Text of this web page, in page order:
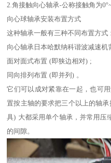
2.角接触向心轴承-公称接触角为
向心球轴承安装布置方式
这种轴承一般有三种不同布置方式 :
向心轴承日本哈默纳科谐波减速
面对面式布置 (即狭边相对) ;
同向排列布置 (即并列) 。
它们可以成对紧靠在一起，也可
置按主轴的要求把三个以上的轴
具) 大都采用单个轴承，并常用压
的间隙。